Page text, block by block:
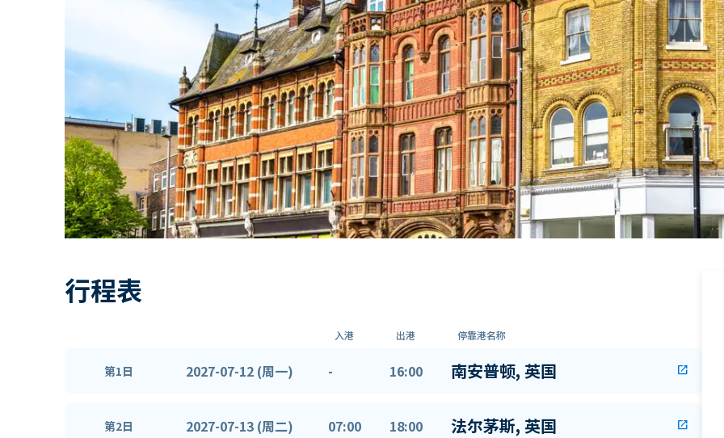
行程表
入港 出港 停靠港名称
第1日 2027-07-12 (周一) - 16:00 南安普顿, 英国 open_in_new
第2日 2027-07-13 (周二) 07:00 18:00 法尔茅斯, 英国 open_in_new